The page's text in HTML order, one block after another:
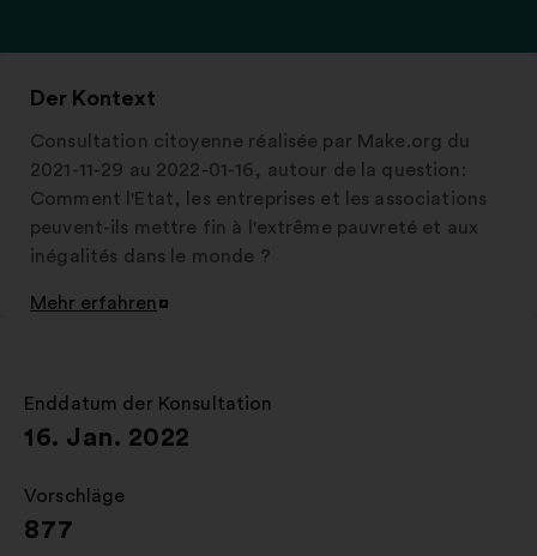
Der Kontext
Consultation citoyenne réalisée par Make.org du
2021-11-29 au 2022-01-16, autour de la question:
Comment l'Etat, les entreprises et les associations
peuvent-ils mettre fin à l'extrême pauvreté et aux
inégalités dans le monde ?
Mehr erfahren
In
Reiter
öffnen
Enddatum der Konsultation
:
16. Jan. 2022
Vorschläge
:
877